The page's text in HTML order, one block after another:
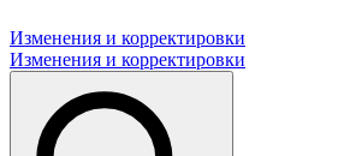
Изменения и корректировки
Изменения и корректировки